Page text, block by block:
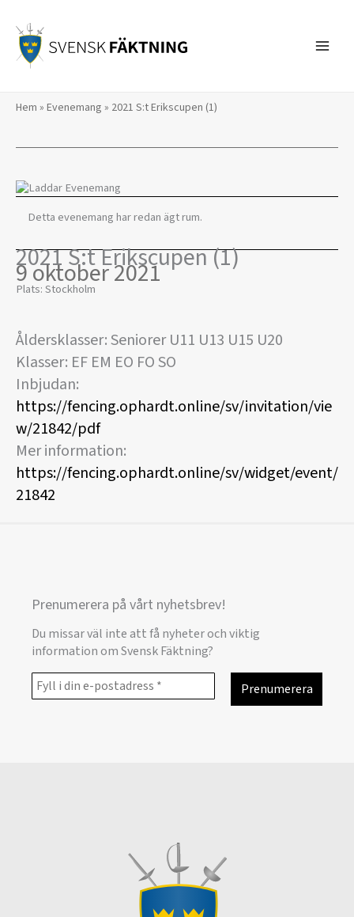
innehåll
Hem » Evenemang » 2021 S:t Erikscupen (1)
Detta evenemang har redan ägt rum.
2021 S:t Erikscupen (1)
9 oktober 2021
Plats: Stockholm
Åldersklasser: Seniorer U11 U13 U15 U20
Klasser: EF EM EO FO SO
Inbjudan:
https://fencing.ophardt.online/sv/invitation/vie
w/21842/pdf
Mer information:
https://fencing.ophardt.online/sv/widget/event/
21842
Prenumerera på vårt nyhetsbrev!
Du missar väl inte att få nyheter och viktig
information om Svensk Fäktning?